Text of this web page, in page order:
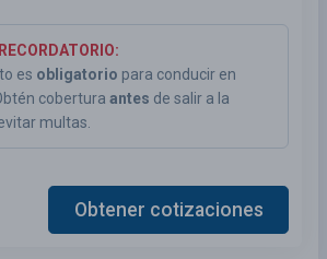
es obligatorio para conducir en
cobertura antes de salir a la
multas.
Obtener cotizaciones